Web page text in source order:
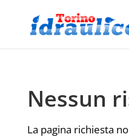
Nessun
La pagina richiesta